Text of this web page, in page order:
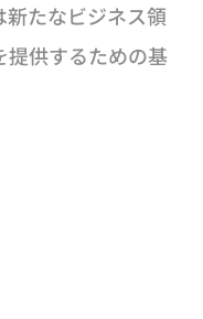
新たなビジネス領
提供するための基